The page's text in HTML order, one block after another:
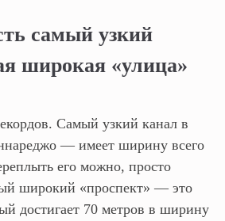
самый узкий
широкая «улица»
Самый узкий канал в
— имеет ширину всего
его можно, просто
широкий «проспект» — это
достигает 70 метров в ширину